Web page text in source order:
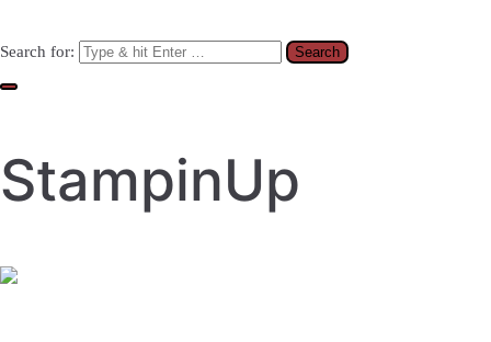
Search for:
StampinUp